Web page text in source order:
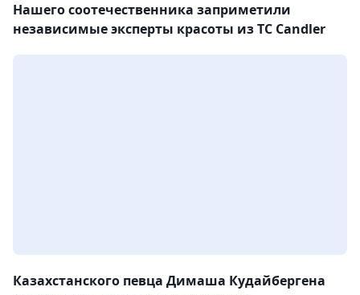
Нашего соотечественника заприметили
независимые эксперты красоты из TC Candler
Казахстанского певца Димаша Кудайбергена